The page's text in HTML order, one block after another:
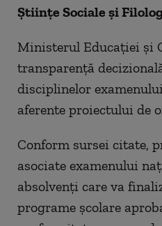
Ştiinţe Sociale şi
Ministerul Educaţiei şi
transparenţă
disciplinelor
aferente proiectului de
Conform sursei citate,
asociate examenului
absolvenţi care va
programe şcolare